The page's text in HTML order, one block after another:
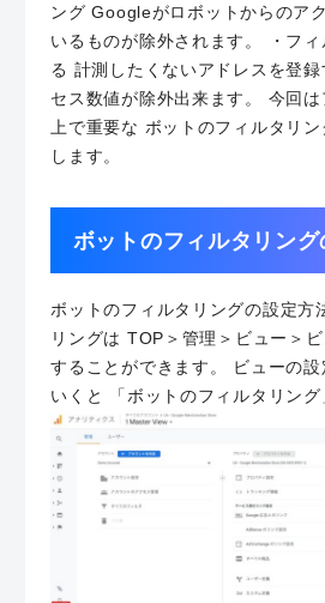
ング Googleがロボットからのア
いるものが除外されます。 ・フ
る 計測したくないアドレスを登
セス数値が除外出来ます。 今回
上で重要な ボットのフィルタリ
します。
ボットのフィルタリン
ボットのフィルタリングの設定方
リングは TOP＞管理＞ビュー＞
することができます。 ビューの
いくと 「ボットのフィルタリング